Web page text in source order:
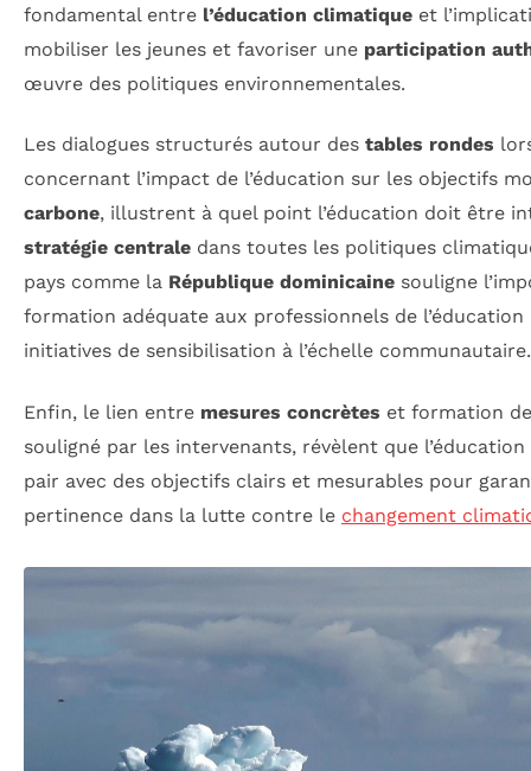
fondamental entre l’éducation climatique et
mobiliser les jeunes et favoriser une participation
œuvre des politiques environnementales.
Les dialogues structurés autour des tables rondes
concernant l’impact de l’éducation sur les objectifs
carbone, illustrent à quel point l’éducation doit être
stratégie centrale dans toutes les politiques
pays comme la République dominicaine souligne
formation adéquate aux professionnels de
initiatives de sensibilisation à l’échelle communautaire.
Enfin, le lien entre mesures concrètes et formation
souligné par les intervenants, révèlent que
pair avec des objectifs clairs et mesurables pour
pertinence dans la lutte contre le changement